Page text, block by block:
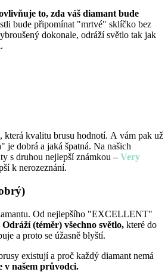
to, zda váš diamant bude
bude připomínat "mrtvé" sklíčko bez
dokonale, odráží světlo tak jak
která kvalitu brusu hodnotí. A vám pak už
je dobrá a jaká špatná. Na našich
s druhou nejlepší známkou – Very
k nerozeznání.
Od nejlepšího "EXCELLENT"
Odráží (téměr) všechno světlo,které do
a proto se úžasně blyští.
existují a proč každý diamant nemá
v našem průvodci.